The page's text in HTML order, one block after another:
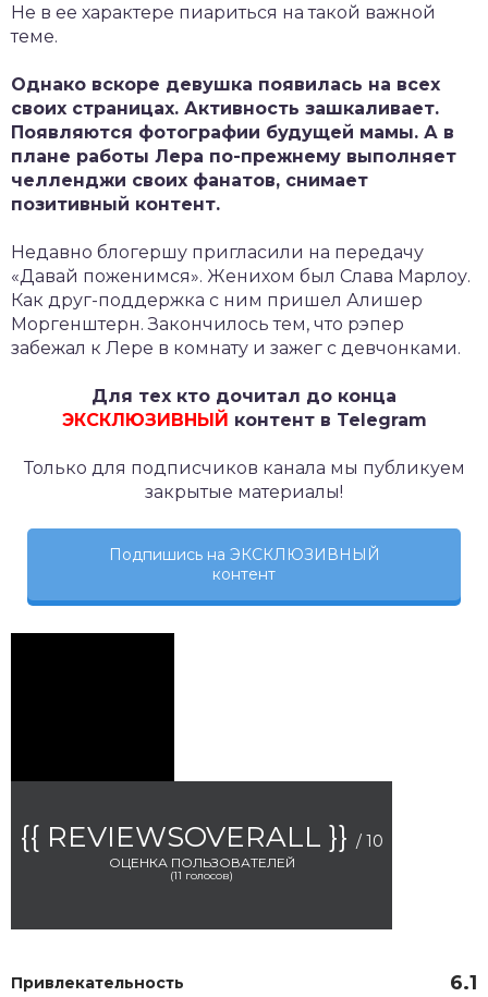
Не в ее характере пиариться на такой важной
теме.
Однако вскоре девушка появилась на всех
своих страницах. Активность зашкаливает.
Появляются фотографии будущей мамы. А в
плане работы Лера по-прежнему выполняет
челленджи своих фанатов, снимает
позитивный контент.
Недавно блогершу пригласили на передачу
«Давай поженимся». Женихом был Слава Марлоу.
Как друг-поддержка с ним пришел Алишер
Моргенштерн. Закончилось тем, что рэпер
забежал к Лере в комнату и зажег с девчонками.
Для тех кто дочитал до конца
ЭКСКЛЮЗИВНЫЙ контент в Telegram
Только для подписчиков канала мы публикуем
закрытые материалы!
Подпишись на ЭКСКЛЮЗИВНЫЙ
контент
{{ REVIEWSOVERALL }} / 10
ОЦЕНКА ПОЛЬЗОВАТЕЛЕЙ
(11 голосов)
Привлекательность 6.1